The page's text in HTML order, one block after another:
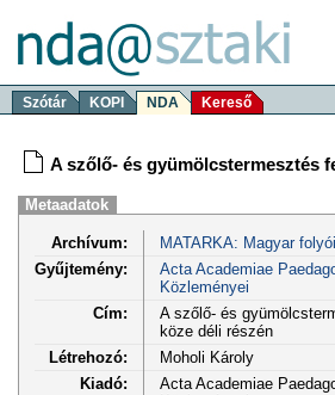
Szótár KOPI NDA Kereső
A szőlő- és gyümölcstermesztés
Metaadatok
Archívum:
MATARKA: Magyar
Gyűjtemény:
Acta Academiae
Közleményei
Cím:
A szőlő- és
köze déli részén
Létrehozó:
Moholi Károly
Kiadó:
Acta Academiae